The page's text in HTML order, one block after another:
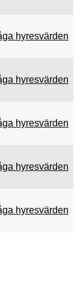
hyresvärden
hyresvärden
hyresvärden
hyresvärden
hyresvärden